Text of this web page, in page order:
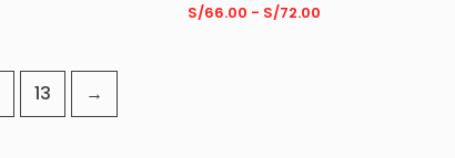
S/66.00 - S/72.00
13 →